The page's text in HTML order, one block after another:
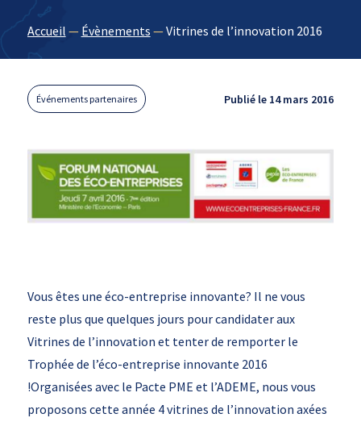
Accueil — Évènements —Vitrines de l’innovation 2016
Événements partenaires Publié le 14 mars 2016
Vous êtes une éco-entreprise innovante? Il ne vous
reste plus que quelques jours pour candidater aux
Vitrines de l’innovation et tenter de remporter le
Trophée de l’éco-entreprise innovante 2016
!Organisées avec le Pacte PME et l’ADEME, nous vous
proposons cette année 4 vitrines de l’innovation axées